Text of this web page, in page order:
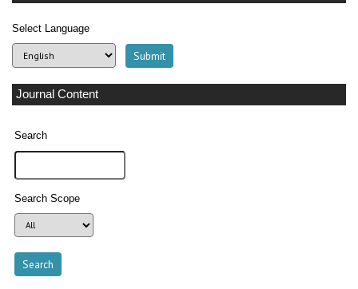
Select Language
Journal Content
Search
Search Scope